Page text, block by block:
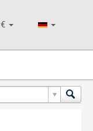
€